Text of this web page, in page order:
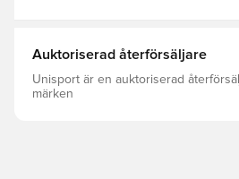
Auktoriserad återförsäljare
Unisport är en auktoriserad
märken